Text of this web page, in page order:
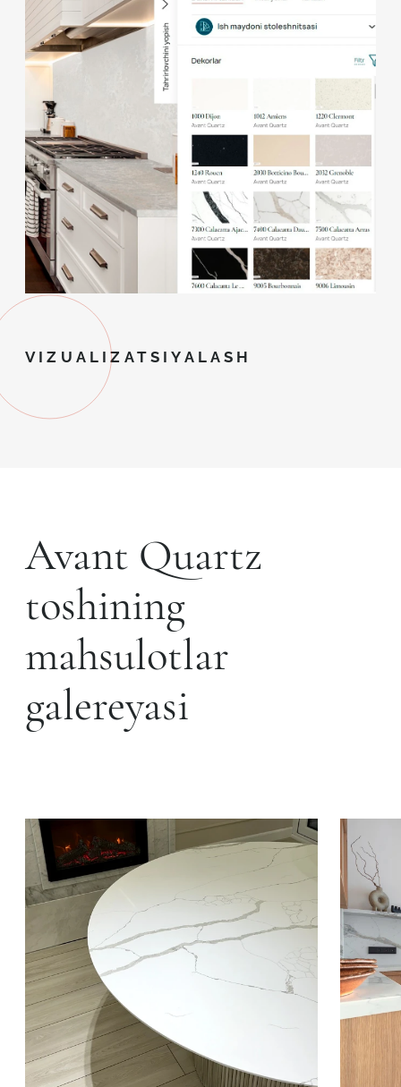
VIZUALIZATSIYALASH
Avant Quartz
toshining
mahsulotlar
galereyasi